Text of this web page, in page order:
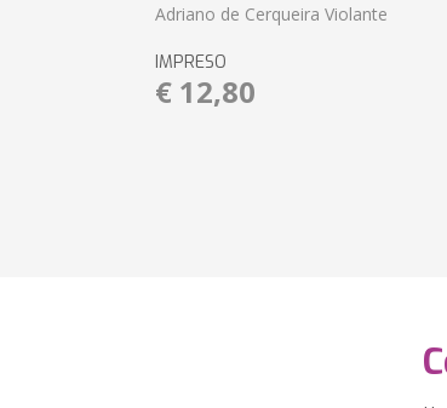
Adriano de Cerqueira Violante
IMPRESO
€ 12,80